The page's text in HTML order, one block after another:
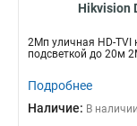
Hikvision
2Мп уличная HD-TVI
подсветкой до 20м
Подробнее
Наличие: В наличии